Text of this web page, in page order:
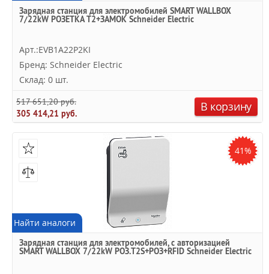
Зарядная станция для электромобилей SMART WALLBOX
7/22kW РОЗЕТКА T2+ЗАМОК Schneider Electric
Арт.:EVB1A22P2KI
Бренд: Schneider Electric
Склад: 0 шт.
517 651,20 руб.
305 414,21 руб.
В корзину
41%
Найти аналоги
Зарядная станция для электромобилей, с авторизацией
SMART WALLBOX 7/22kW РОЗ.T2S+РОЗ+RFID Schneider Electric